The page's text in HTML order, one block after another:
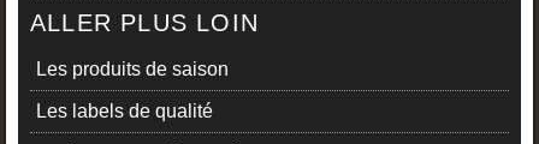
ALLER PLUS LOIN
Les produits de saison
Les labels de qualité